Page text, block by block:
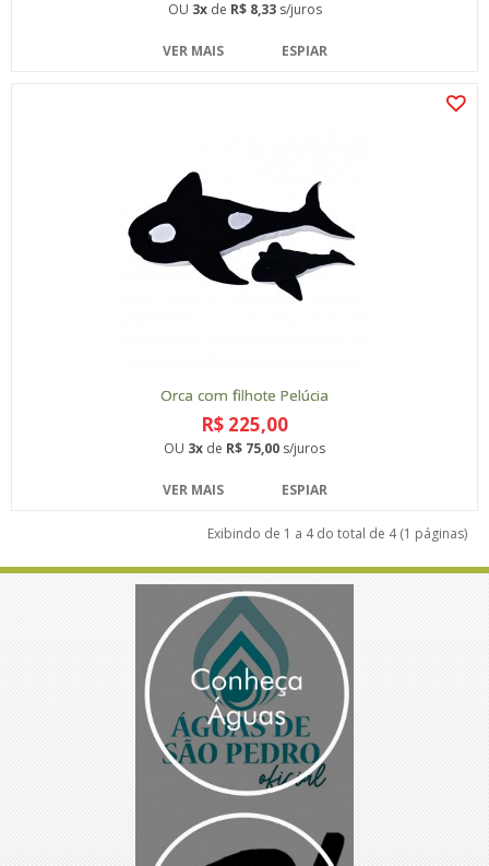
OU 3xde R$ 8,33s/juros
VER MAIS ESPIAR
Orca com filhote Pelúcia
R$ 225,00
OU 3x de R$ 75,00 s/juros
VER MAIS ESPIAR
Exibindo de 1 a 4 do total de 4 (1 páginas)